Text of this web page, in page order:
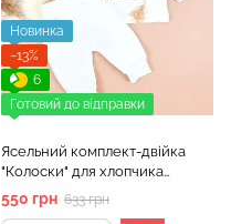
Новинка
−13%
6
Готовий до відправки
Ясельний комплект-двійка
"Колоски" для хлопчика
(кофта+штани) LiО, Білий, 62 см
550 грн 633 грн